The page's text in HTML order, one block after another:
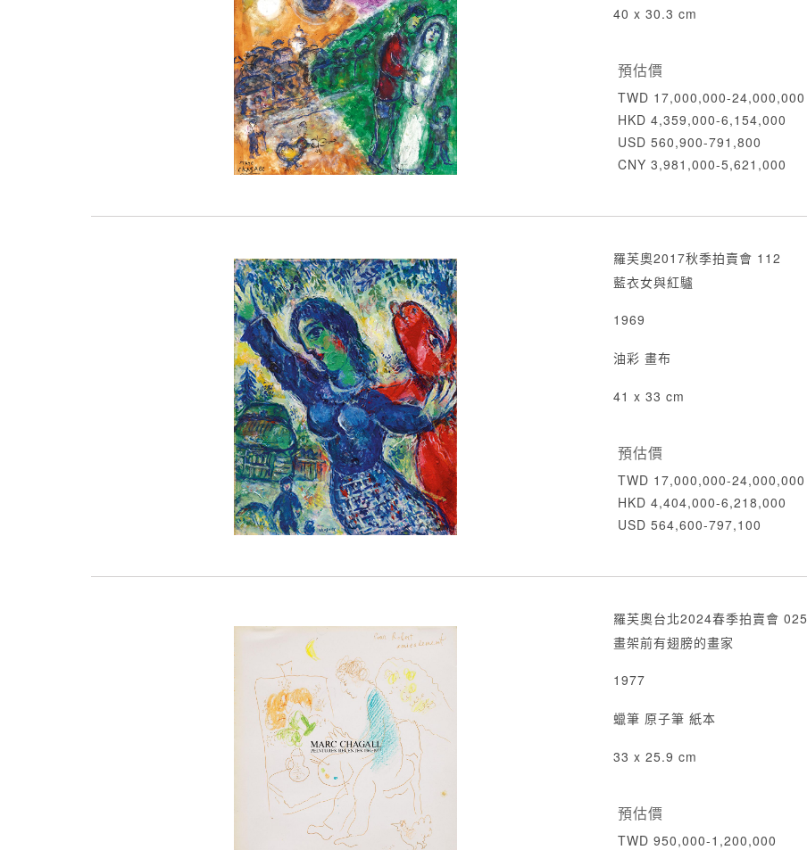
40 x 30.3 cm
預估價
TWD 17,000,000-24,000,000
HKD 4,359,000-6,154,000
USD 560,900-791,800
CNY 3,981,000-5,621,000
羅芙奧2017秋季拍賣會 112
藍衣女與紅驢
1969
油彩 畫布
41 x 33 cm
預估價
TWD 17,000,000-24,000,000
HKD 4,404,000-6,218,000
USD 564,600-797,100
羅芙奧台北2024春季拍賣會 025
畫架前有翅膀的畫家
1977
蠟筆 原子筆 紙本
33 x 25.9 cm
預估價
TWD 950,000-1,200,000